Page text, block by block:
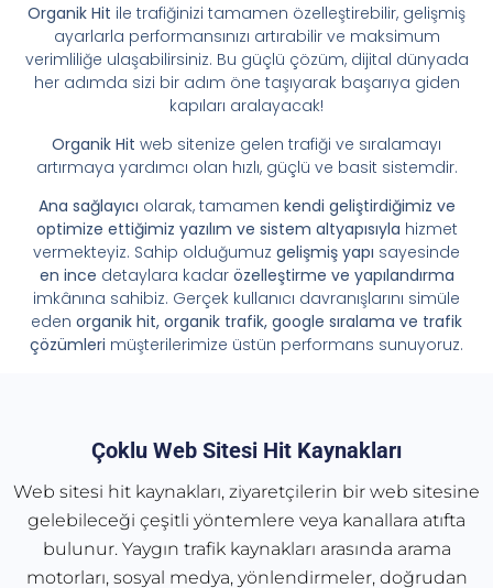
Organik Hit ile trafiğinizi tamamen özelleştirebilir, gelişmiş
ayarlarla performansınızı artırabilir ve maksimum
verimliliğe ulaşabilirsiniz. Bu güçlü çözüm, dijital dünyada
her adımda sizi bir adım öne taşıyarak başarıya giden
kapıları aralayacak!
Organik Hit web sitenize gelen trafiği ve sıralamayı
artırmaya yardımcı olan hızlı, güçlü ve basit sistemdir.
Ana sağlayıcı olarak, tamamen kendi geliştirdiğimiz ve
optimize ettiğimiz yazılım ve sistem altyapısıyla hizmet
vermekteyiz. Sahip olduğumuz gelişmiş yapı sayesinde
en ince detaylara kadar özelleştirme ve yapılandırma
imkânına sahibiz. Gerçek kullanıcı davranışlarını simüle
eden organik hit, organik trafik, google sıralama ve trafik
çözümleri müşterilerimize üstün performans sunuyoruz.
Çoklu Web Sitesi Hit Kaynakları
Web sitesi hit kaynakları, ziyaretçilerin bir web sitesine
gelebileceği çeşitli yöntemlere veya kanallara atıfta
bulunur. Yaygın trafik kaynakları arasında arama
motorları, sosyal medya, yönlendirmeler, doğrudan